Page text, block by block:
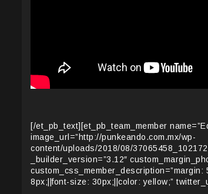
[/et_pb_text][et_pb_team_member
image_url=”http://punkeando.com.mx/wp-
content/uploads/2018/08/
_builder_version=”3.12″
8px;||font-size: 30px;||color: yellow;”